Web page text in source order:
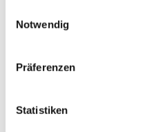
Notwendig
Präferenzen
Statistiken
Fahrzeugart: